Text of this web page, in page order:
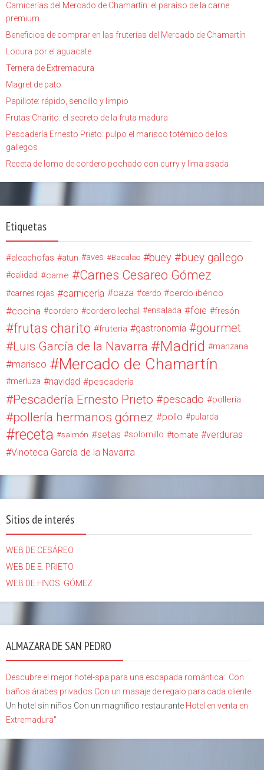
Carnicerías del Mercado de Chamartín: el paraíso de la carne
premium
Beneficios de comprar en las fruterías del Mercado de Chamartín
Locura por el aguacate
Ternera de Extremadura
Magret de pato
Papillote: rápido, sencillo y limpio
Frutas Charito: el secreto de la fruta madura
Pescadería Ernesto Prieto: pulpo el marisco totémico de los
gallegos
Receta de lomo de cordero pochado con curry y lima asada
Etiquetas
alcachofas atun aves Bacalao buey buey gallego
calidad carne Carnes Cesareo Gómez
carnes rojas carnicería caza cerdo cerdo ibérico
cocina cordero cordero lechal ensalada foie fresón
frutas charito fruteria gastronomía gourmet
Luis García de la Navarra Madrid manzana
marisco Mercado de Chamartín
merluza navidad pescadería
Pescadería Ernesto Prieto pescado pollería
pollería hermanos gómez pollo pularda
receta salmón setas solomillo tomate
verduras
Vinoteca García de la Navarra
Sitios de interés
WEB DE CESÁREO
WEB DE E. PRIETO
WEB DE HNOS. GÓMEZ
ALMAZARA DE SAN PEDRO
Descubre el mejor hotel-spa para una escapada romántica: Con
baños árabes privados Con un masaje de regalo para cada cliente
Un hotel sin niños Con un magnífico restaurante Hotel en venta en
Extremadura"